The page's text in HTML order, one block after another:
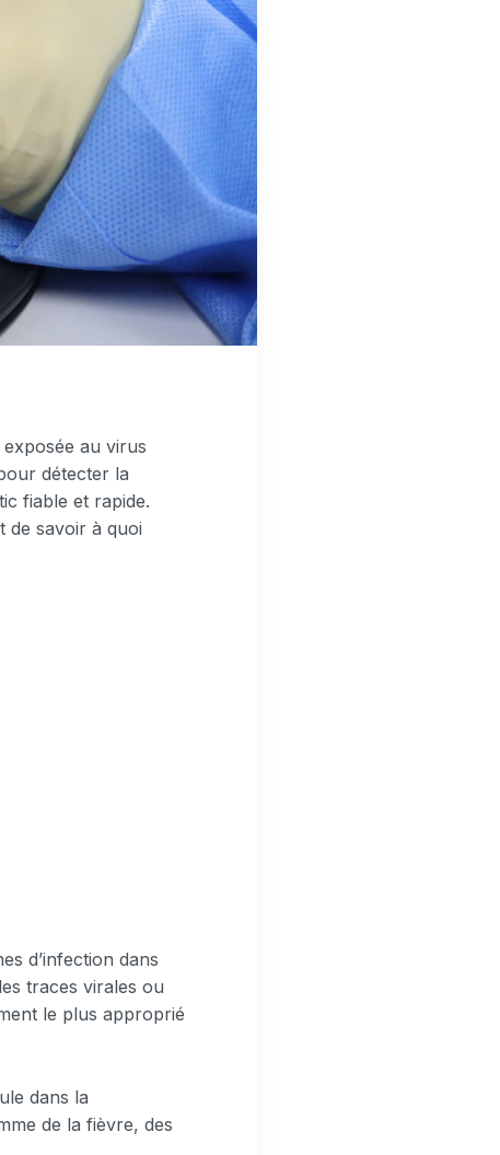
au virus
détecter la
fiable et rapide.
de savoir à quoi
d’infection dans
traces virales ou
le plus approprié
dans la
de la fièvre, des